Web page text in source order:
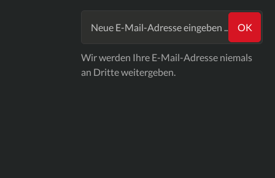
OK
Wir werden Ihre E-Mail-Adresse niemals
an Dritte weitergeben.